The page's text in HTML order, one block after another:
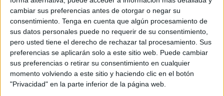
cambiar sus preferencias antes de otorgar o negar su
consentimiento. Tenga en cuenta que algún procesamiento de
sus datos personales puede no requerir de su consentimiento,
pero usted tiene el derecho de rechazar tal procesamiento. Sus
preferencias se aplicarán solo a este sitio web. Puede cambiar
sus preferencias o retirar su consentimiento en cualquier
momento volviendo a este sitio y haciendo clic en el botón
"Privacidad" en la parte inferior de la página web.
A pesar de este incremento en el número de pasajeros, la